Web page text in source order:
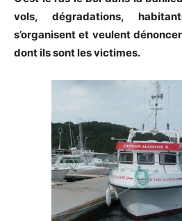
vols, dégradations,
s’organisent et veulent
dont ils sont les victimes.